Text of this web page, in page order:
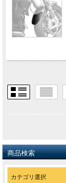
商品検索